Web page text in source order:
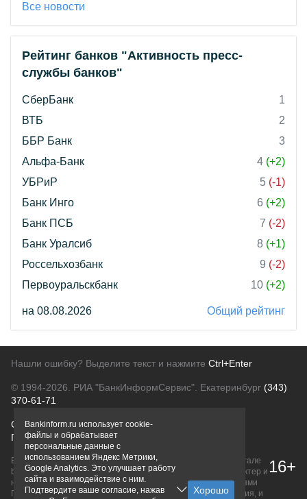
Все новости
Рейтинг банков "Активность пресс-
службы банков"
СберБанк
1
ВТБ
2
ББР Банк
3
Альфа-Банк
4 (+2)
УБРиР
5 (-1)
Банк Инго
6 (+2)
Банк ПСБ
7 (-2)
Банк Уралсиб
8 (+1)
Россельхозбанк
9 (-2)
Первоуральскбанк
10 (+2)
на 08.08.2026 Общий рейтинг
Нашли ошибку? Выделите текст и нажмите Ctrl+Enter
© 1994-2026. РИА "БанкИнформСервис". Екатеринбург (343)
370-61-71
О проектеПолитика конфиденциальности
Правовая информацияДля рекламодателей
Вся информация о продуктах банков, размещенная на портале
bankinform.ru, носит исключительно ознакомительный характер и
не является публичной офертой, определяемой положениями
ГК РФ. Информация не содержит точного и полного описания, и
16+
Bankinform.ru использует cookie-
файлы и обрабатывает
персональные данные с
использованием Яндекс Метрики,
Google Analytics. Это улучшает работу
сайта и взаимодействие с ним.
Подтвердите ваше согласие, нажав